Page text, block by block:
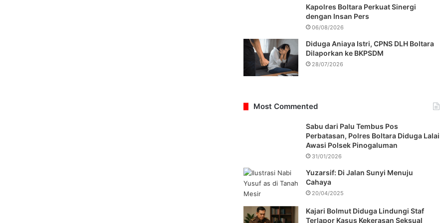
Kapolres Boltara Perkuat Sinergi
dengan Insan Pers
06/08/2026
Diduga Aniaya Istri, CPNS DLH Boltara
Dilaporkan ke BKPSDM
28/07/2026
Most Commented
Sabu dari Palu Tembus Pos
Perbatasan, Polres Boltara Diduga Lalai
Awasi Polsek Pinogaluman
31/01/2026
Yuzarsif: Di Jalan Sunyi Menuju
Cahaya
20/04/2025
Kajari Bolmut Diduga Lindungi Staf
Terlapor Kasus Kekerasan Seksual